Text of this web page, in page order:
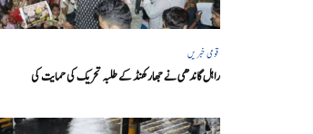
قومی خبریں
راہل گاندھی نے جھارکھنڈ کے طلبہ تحریک کی حمایت کی